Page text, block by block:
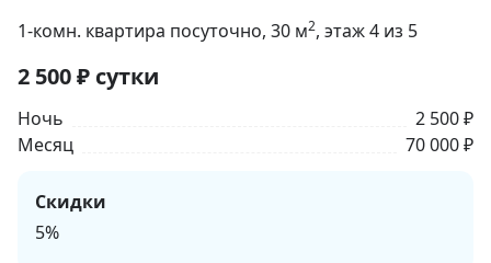
1-комн. квартира посуточно, 30 м2, этаж 4 из 5
2 500₽ сутки
Ночь
2 500 ₽
Месяц
70 000 ₽
Скидки
5%